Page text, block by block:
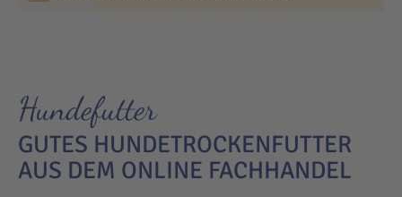
Hundefutter
GUTES HUNDETROCKENFUTTER
AUS DEM ONLINE FACHHANDEL